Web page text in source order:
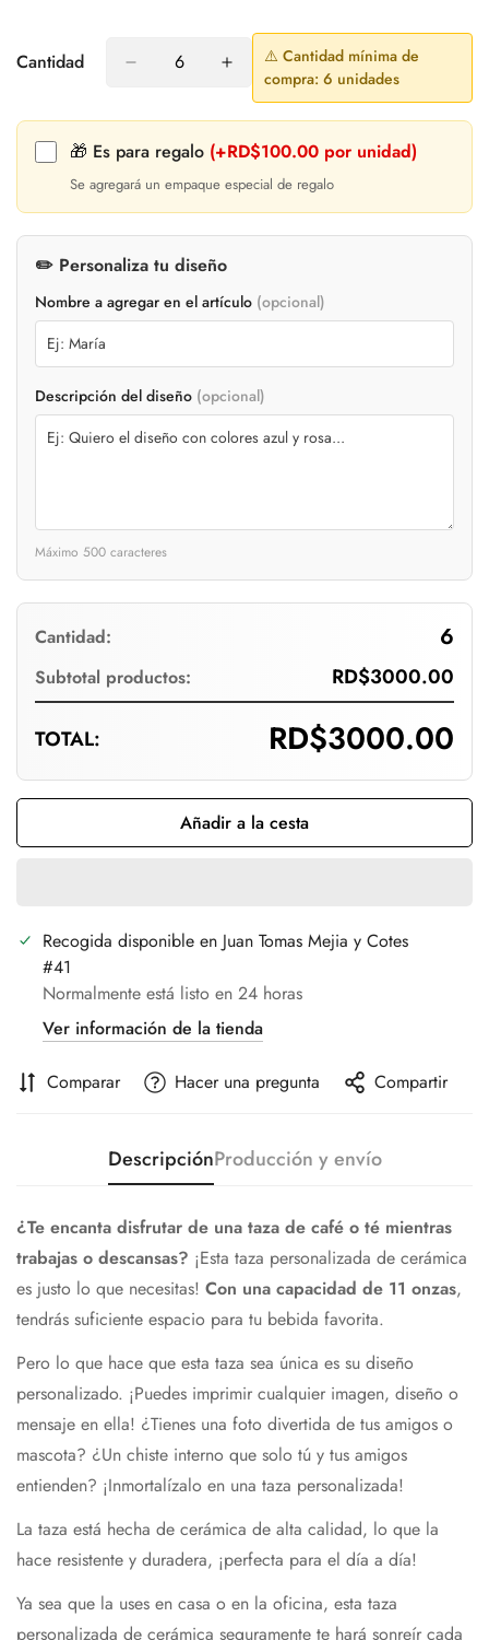
Cantidad
⚠️ Cantidad mínima de
compra: 6 unidades
🎁 Es para regalo (+RD$100.00 por unidad)
Se agregará un empaque especial de regalo
✏️ Personaliza tu diseño
Nombre a agregar en el artículo (opcional)
Descripción del diseño (opcional)
Máximo 500 caracteres
Cantidad: 6
Subtotal productos: RD$3000.00
TOTAL: RD$3000.00
Añadir a la cesta
Recogida disponible en Juan Tomas Mejia y Cotes
#41
Normalmente está listo en 24 horas
Ver información de la tienda
Comparar Hacer una pregunta Compartir
DescripciónProducción y envío
¿Te encanta disfrutar de una taza de café o té mientras
trabajas o descansas? ¡Esta taza personalizada de cerámica
es justo lo que necesitas! Con una capacidad de 11 onzas,
tendrás suficiente espacio para tu bebida favorita.
Pero lo que hace que esta taza sea única es su diseño
personalizado. ¡Puedes imprimir cualquier imagen, diseño o
mensaje en ella! ¿Tienes una foto divertida de tus amigos o
mascota? ¿Un chiste interno que solo tú y tus amigos
entienden? ¡Inmortalízalo en una taza personalizada!
La taza está hecha de cerámica de alta calidad, lo que la
hace resistente y duradera, ¡perfecta para el día a día!
Ya sea que la uses en casa o en la oficina, esta taza
personalizada de cerámica seguramente te hará sonreír cada
Confirm your age
Are you 18 years old or older?